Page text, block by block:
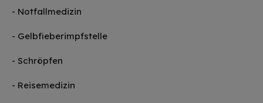
- Notfallmedizin
- Gelbfieberimpfstelle
- Schröpfen
- Reisemedizin